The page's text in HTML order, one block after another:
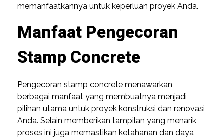
memanfaatkannya untuk keperluan proyek Anda.
Manfaat Pengecoran
Stamp Concrete
Pengecoran stamp concrete menawarkan
berbagai manfaat yang membuatnya menjadi
pilihan utama untuk proyek konstruksi dan renovasi
Anda. Selain memberikan tampilan yang menarik,
proses ini juga memastikan ketahanan dan daya